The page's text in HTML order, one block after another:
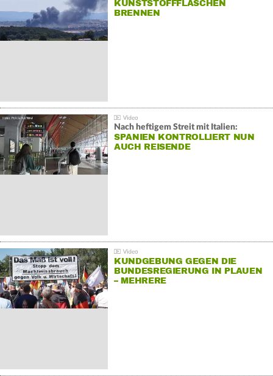
KUNSTSTOFFFLASCHEN
BRENNEN
Nach heftigem Streit mit Italien:
SPANIEN KONTROLLIERT NUN
AUCH REISENDE
KUNDGEBUNG GEGEN DIE
BUNDESREGIERUNG IN PLAUEN
– MEHRERE